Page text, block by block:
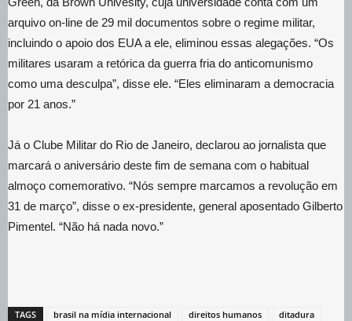
arquivo on-line de 29 mil documentos sobre o regime militar,
incluindo o apoio dos EUA a ele, eliminou essas alegações. “Os
militares usaram a retórica da guerra fria do anticomunismo
como uma desculpa”, disse ele. “Eles eliminaram a democracia
por 21 anos.”
Já o Clube Militar do Rio de Janeiro, declarou ao jornalista que
marcará o aniversário deste fim de semana com o habitual
almoço comemorativo. “Nós sempre marcamos a revolução em
31 de março”, disse o ex-presidente, general aposentado Gilberto
Pimentel. “Não há nada novo.”
TAGS brasil na mídia internacional direitos humanos ditadura